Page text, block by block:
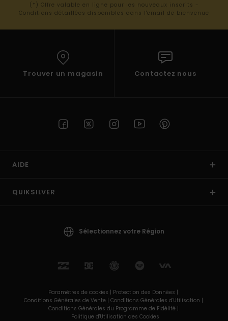
(*) Offre valable en ligne pour les nouveaux inscrits -
Conditions détaillées disponibles dans l'email de bienvenue
Trouver un magasin Contactez nous
AIDE
QUIKSILVER
Sélectionnez votre Région
Paramètres de cookies | Protection des Données |
Conditions Générales de Vente | Conditions Générales d'Utilisation |
Conditions Générales du Programme de Fidélité |
Politique d'Utilisation des Cookies